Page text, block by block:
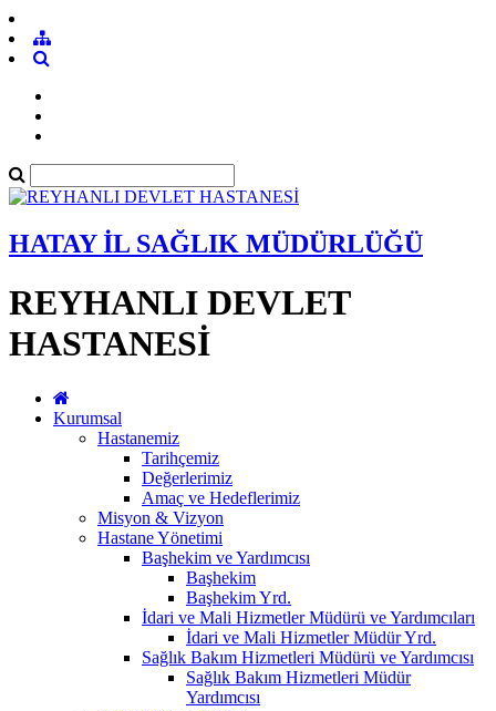
HATAY İL SAĞLIK MÜDÜRLÜĞÜ
REYHANLI DEVLET
HASTANESİ
Kurumsal
Hastanemiz
Tarihçemiz
Değerlerimiz
Amaç ve Hedeflerimiz
Misyon & Vizyon
Hastane Yönetimi
Başhekim ve Yardımcısı
Başhekim
Başhekim Yrd.​
İdari ve Mali Hizmetler Müdürü ve Yardımcıları
İdari ve Mali Hizmetler Müdür Yrd.
Sağlık Bakım Hizmetleri Müdürü ve Yardımcısı
Sağlık Bakım Hizmetleri Müdür
Yardımcısı